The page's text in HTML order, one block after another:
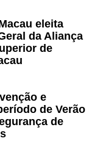
eleita
da Aliança
de
e
de Verão
de